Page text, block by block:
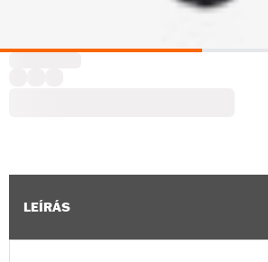
LEÍRÁS